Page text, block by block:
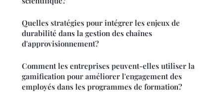
Quelles stratégies pour intégrer les enjeux de
durabilité dans la gestion des chaînes
d'approvisionnement?
Comment les entreprises peuvent-elles utiliser la
gamification pour améliorer l'engagement des
employés dans les programmes de formation?